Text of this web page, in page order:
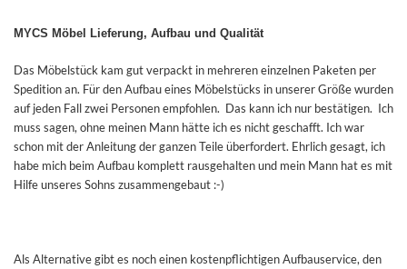
MYCS Möbel Lieferung, Aufbau und Qualität
Das Möbelstück kam gut verpackt in mehreren einzelnen Paketen per
Spedition an. Für den Aufbau eines Möbelstücks in unserer Größe wurden
auf jeden Fall zwei Personen empfohlen. Das kann ich nur bestätigen. Ich
muss sagen, ohne meinen Mann hätte ich es nicht geschafft. Ich war
schon mit der Anleitung der ganzen Teile überfordert. Ehrlich gesagt, ich
habe mich beim Aufbau komplett rausgehalten und mein Mann hat es mit
Hilfe unseres Sohns zusammengebaut :-)
Als Alternative gibt es noch einen kostenpflichtigen Aufbauservice, den